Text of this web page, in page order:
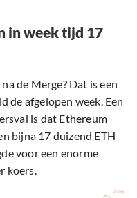
in week tijd 17
de Merge? Dat is een
de afgelopen week. Een
is dat Ethereum
bijna 17 duizend ETH
voor een enorme
koers.